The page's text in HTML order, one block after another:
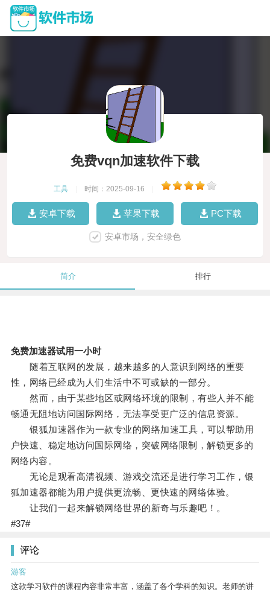
免费vqn加速软件下载
工具 时间：2025-09-16
安卓下载 苹果下载 PC下载
安卓市场，安全绿色
简介 排行
免费加速器试用一小时
随着互联网的发展，越来越多的人意识到网络的重要
性，网络已经成为人们生活中不可或缺的一部分。
然而，由于某些地区或网络环境的限制，有些人并不能
畅通无阻地访问国际网络，无法享受更广泛的信息资源。
银狐加速器作为一款专业的网络加速工具，可以帮助用
户快速、稳定地访问国际网络，突破网络限制，解锁更多的
网络内容。
无论是观看高清视频、游戏交流还是进行学习工作，银
狐加速器都能为用户提供更流畅、更快速的网络体验。
让我们一起来解锁网络世界的新奇与乐趣吧！。
#37#
评论
游客
这款学习软件的课程内容非常丰富，涵盖了各个学科的知识。老师的讲